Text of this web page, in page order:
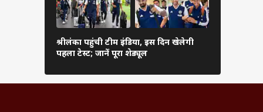
श्रीलंका पहुंची टीम इंडिया, इस दिन खेलेगी
पहला टेस्ट; जानें पूरा शेड्यूल